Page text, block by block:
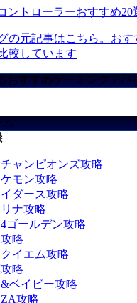
ントローラーおすすめ20
の元記事はこちら。おす
較しています
おすすめゲーミングデバ
ャンピオンズ攻略
モン攻略
ダース攻略
ナ攻略
ゴールデン攻略
略
イエム攻略
略
ベイビー攻略
攻略